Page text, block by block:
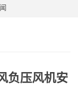
负压风机安